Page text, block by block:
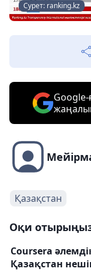
Сурет: ranking.kz
Қазақстан
Оқи
Coursera
Қазақстан